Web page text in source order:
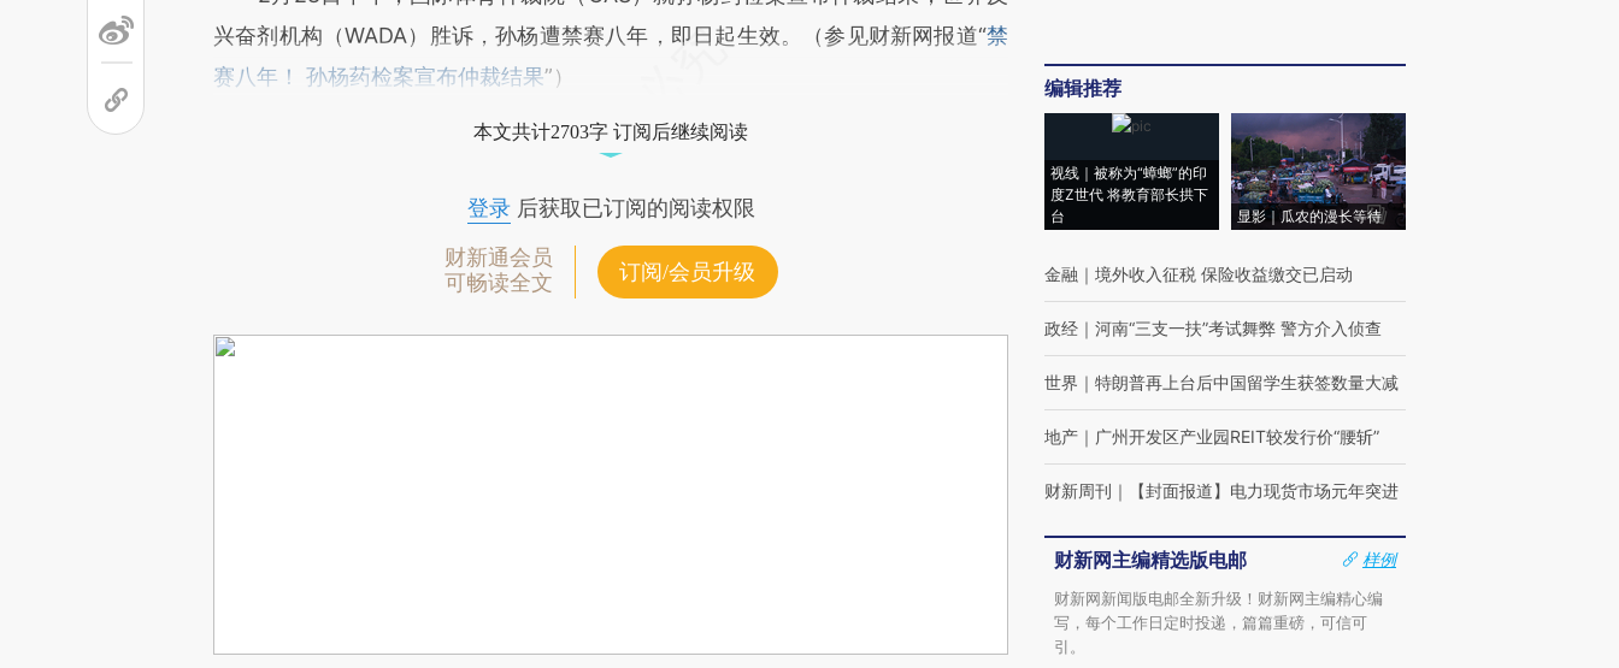
兴奋剂机构（WADA）胜诉，孙杨遭禁赛八年，即日起生效。（参见财新网报道“禁
赛八年！ 孙杨药检案宣布仲裁结果”）
本文共计2703字 订阅后继续阅读
登录后获取已订阅的阅读权限
财新通会员
可畅读全文
订阅/会员升级
编辑推荐
视线｜被称为“蟑螂”的印
度Z世代 将教育部长拱下
台
显影｜瓜农的漫长等待
金融 ｜ 境外收入征税 保险收益缴交已启动
政经 ｜ 河南“三支一扶”考试舞弊 警方介入侦查
世界 ｜ 特朗普再上台后中国留学生获签数量大减
地产 ｜ 广州开发区产业园REIT较发行价“腰斩”
财新周刊 ｜ 【封面报道】电力现货市场元年突进
财新网主编精选版电邮
样例
财新网新闻版电邮全新升级！财新网主编精心编
写，每个工作日定时投递，篇篇重磅，可信可
引。